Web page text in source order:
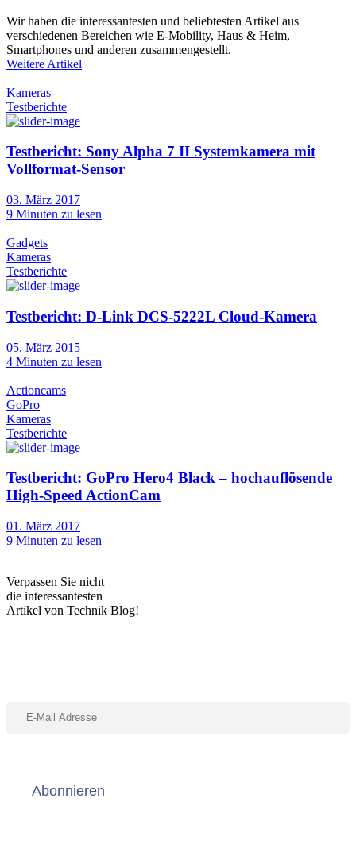
Wir haben die interessantesten und beliebtesten Artikel aus
verschiedenen Bereichen wie E-Mobility, Haus & Heim,
Smartphones und anderen zusammengestellt.
Weitere Artikel
Kameras
Testberichte
Testbericht: Sony Alpha 7 II Systemkamera mit
Vollformat-Sensor
03. März 2017
9 Minuten zu lesen
Gadgets
Kameras
Testberichte
Testbericht: D-Link DCS-5222L Cloud-Kamera
05. März 2015
4 Minuten zu lesen
Actioncams
GoPro
Kameras
Testberichte
Testbericht: GoPro Hero4 Black – hochauflösende
High-Speed ActionCam
01. März 2017
9 Minuten zu lesen
Verpassen Sie nicht
die interessantesten
Artikel von Technik Blog!
Abonnieren